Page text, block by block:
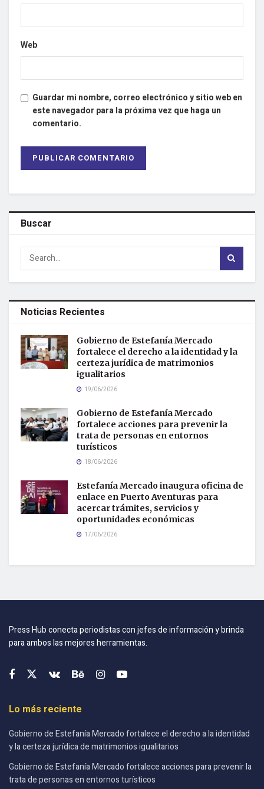
Web
Guardar mi nombre, correo electrónico y sitio web en
este navegador para la próxima vez que haga un
comentario.
Buscar
Noticias Recientes
Gobierno de Estefanía Mercado
fortalece el derecho a la identidad y la
certeza jurídica de matrimonios
igualitarios
19/06/2026
Gobierno de Estefanía Mercado
fortalece acciones para prevenir la
trata de personas en entornos
turísticos
18/06/2026
Estefanía Mercado inaugura oficina de
enlace en Puerto Aventuras para
acercar trámites, servicios y
oportunidades económicas
17/06/2026
Press Hub conecta periodistas con jefes de información y brinda
para ambos las mejores herramientas.
Lo más reciente
Gobierno de Estefanía Mercado fortalece el derecho a la identidad
y la certeza jurídica de matrimonios igualitarios
Gobierno de Estefanía Mercado fortalece acciones para prevenir la
trata de personas en entornos turísticos